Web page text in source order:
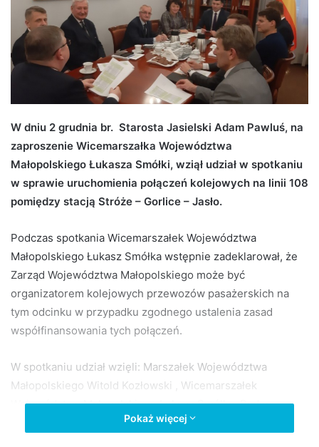
e
m
l
W dniu 2 grudnia br. Starosta Jasielski Adam Pawluś, na
zaproszenie Wicemarszałka Województwa
Małopolskiego Łukasza Smółki, wziął udział w spotkaniu
w sprawie uruchomienia połączeń kolejowych na linii 108
pomiędzy stacją Stróże – Gorlice – Jasło.
Podczas spotkania Wicemarszałek Województwa
Małopolskiego Łukasz Smółka wstępnie zadeklarował, że
Zarząd Województwa Małopolskiego może być
organizatorem kolejowych przewozów pasażerskich na
tym odcinku w przypadku zgodnego ustalenia zasad
współfinansowania tych połączeń.
W spotkaniu udział wzięli: Marszałek Województwa
Małopolskiego Witold Kozłowski , Wicemarszałek
Województwa Małopolskiego Łukasz Smółka, Radna
Sejmiku Województwa Małopolskiego Jadwiga Wójtowicz,
Pokaż więcej